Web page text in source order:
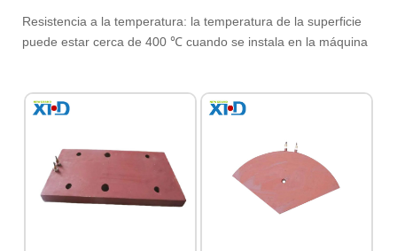
Resistencia a la temperatura: la temperatura de la superficie
puede estar cerca de 400 ℃ cuando se instala en la máquina